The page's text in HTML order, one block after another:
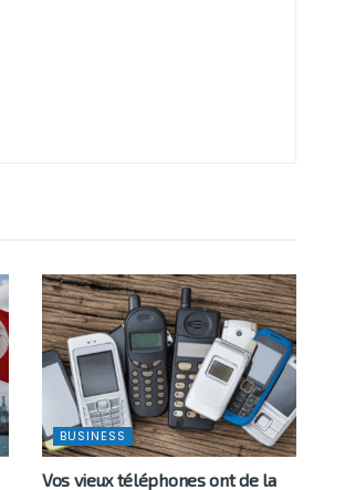
BUSINESS
Vos vieux téléphones ont de la